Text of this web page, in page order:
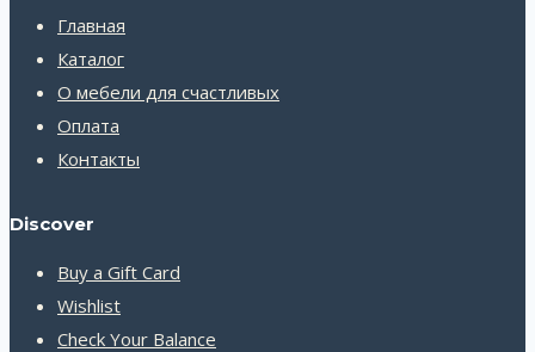
Главная
Каталог
О мебели для счастливых
Оплата
Контакты
Discover
Buy a Gift Card
Wishlist
Check Your Balance